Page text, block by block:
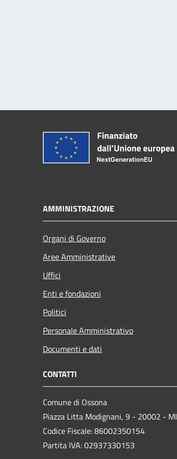
AMMINISTRAZIONE
Organi di Governo
Aree Amministrative
Uffici
Enti e fondazioni
Politici
Personale Amministrativo
Documenti e dati
CONTATTI
Comune di Ossona
Piazza Litta Modignani, 9 - 20002 - MI
Codice Fiscale: 86002350154
Partita IVA: 02937330153